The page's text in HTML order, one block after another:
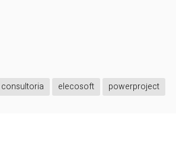
elecosoft powerproject